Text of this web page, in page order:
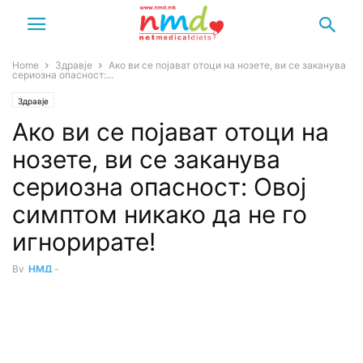
Home Здравје
Ако ви се појават отоци на нозете, ви се заканува
сериозна опасност:...
Здравје
Ако ви се појават отоци на
нозете, ви се заканува
сериозна опасност: Овој
симптом никако да не го
игнорирате!
By НМД -